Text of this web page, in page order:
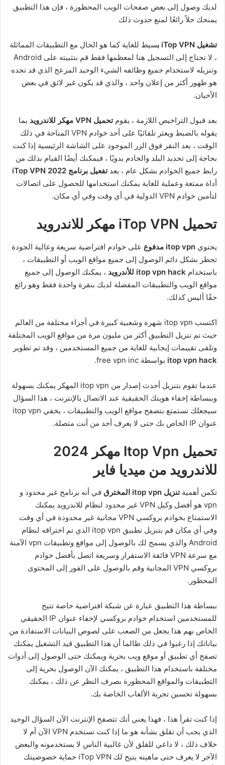
لديك وصول إلى بعض صفحات الويب المحظورة ، فإن هذا التطبيق
يمنحك حلاً رائعًا لمنع حدوث ذلك
تشغيل iTop VPN ب
سيط للغاية كما هو الحال مع التطبيقات المماثلة
، لا تحتاج إلى التسجيل هنا لمعظمها فقط قم بتثبيته على Android
وتنزيله لاستخدام جميع وظائفه الشيء الوحيد المزعج الذي قد تجده
هو ظهور أكثر من إعلان واحد ، والذي قد يكون غير لائق في بعض
الأحيان.
بعد قبول التراخيص اللازمة ، يقومتحميل VPN مهكر للاندرويد
بما
يقوله بالضبط ويعثر تلقائيًا على أحد خوادم VPN المتاحة في ذلك
الوقت ، بعد النقر فوق الزر الموجود على الشاشة الرئيسية إذا كنت
بحاجة إلى تحديد البلد والخادم يدويًا ، فيمكنك أيضًا القيام بذلك من
رابط جميع الخوادم بشكل عام ، يعدتفعيل برنامج iTop VPN 2022
أداة ممتعة وعملية للغاية يمكنك استخدامها للحصول على اتصالات
لتأمين خوادم VPN الدولية في أي وقت وفي أي مكان.
تحميل iTop VPN مهكر للاندرويد
يحتوي itop vpn مدفوع
على خوادم افتراضية سريعة وعالية الجودة
تحظر بشكل دائم الوصول إلى جميع مواقع الويب أو التطبيقات ،
باستخدام itop vpn hack للأندرويد
، يمكنك الوصول إلى جميع
مواقع الويب والتطبيقات المفضلة لديك بنقرة واحدة فقط وهو رائع
حقًا أليس كذلك.
اكتسب itop vpn شهرة وشعبية كبيرة في أجزاء مختلفة من العالم
حيث تم تنزيل التطبيق أكثر من مليون مرة من مواقع الويب المختلفة
وتلقى تقييمات إيجابية للغاية من جميع المستخدمين ، وقد تم تطوير
itop vpn hack بواسطة free vpn inc.
عندما تقوم بتنزيل أحدث إصدار من itop vpn المهكر يمكنك بسهولة
وببساطة إخفاء هويتك الحقيقية عند الاتصال بالإنترنت ، هذا السؤال
سيجعلك تستمتع بتصفح مواقع الويب والتطبيقات ، يخفي itop vpn
عنوان IP الخاص بك حتى لا يعرف أحد من أنت متصلة.
تحميل Itop Vpn مهكر 2024
للاندرويد من ميديا فاير
تكمن أهميةتنزيل itop vpn المخترق
في أنه برنامج غير محدود و
vpn هو أفضل وكيل VPN غير محدود لنظام للاندرويد يمكنك
الاستمتاع بخوادم بروكسي VPN مجانية غير محدودة في أي وقت
وفي أي مكان قم بتنزيل تطبيق itop vpn الذي تم اختراقه لنظام
Android والذي يسمح لك بالوصول إلى مواقع وتطبيقات vpn الآمنة
مع سرعة VPN فائقة الاستقرار وسريعة اتصل بأفضل خوادم
بروكسي VPN المجانية وقم بالوصول على الفور إلى المحتوى
المحظور.
ببساطة هذا التطبيق عبارة عن شبكة افتراضية خاصة تتيح
للمستخدمين استخدام خوادم بروكسي لإخفاء عنوان IP الحقيقي
الخاص بهم هذا يجعل من الصعب على لصوص البيانات الاستفادة من
بياناتك إذا رغبوا في ذلك طالما أن هذا التطبيق قيد التشغيل يمكنك
تصفح أي تطبيق أو موقع ويب بحرية ويمكنك حتى الوصول إلى أدوات
مختلفة باستخدام هذا التطبيق ، يمكنك الآن الوصول بحرية إلى
التطبيقات والمواقع المحظورة بصرف النظر عن ذلك ، يمكنك
بسهولة تحسين تجربة الألعاب الخاصة بك.
إذا كنت تقرأ هذا ، فهذا يعني أنك تتصفح الإنترنت الآن السؤال الوحيد
الذي يجب أن تقلق بشأنه هو ما إذا كنت تستخدم VPN الآن أم لا
خلاف ذلك ، لا داعي للقلق لأن غالبية الناس لا يستخدمونه والبعض
الآخر لا يعرف حتى ماهيته يتيح لك iTop VPN حماية خصوصيتك